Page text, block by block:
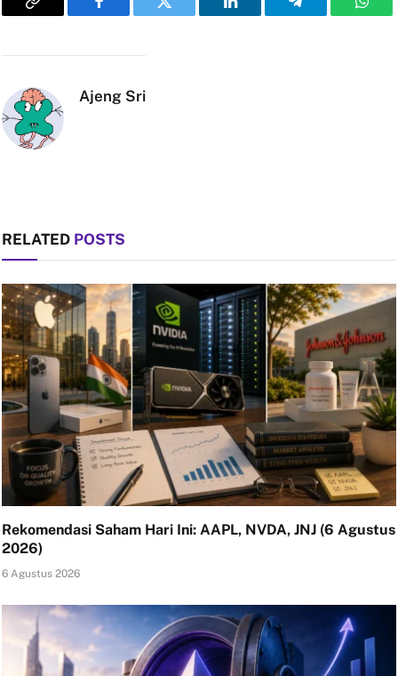
Copy
Facebook Twitter LinkedIn Telegram
Ajeng Sri
RELATED POSTS
Rekomendasi Saham Hari Ini: AAPL, NVDA, JNJ (6 Agustus
2026)
6 Agustus 2026